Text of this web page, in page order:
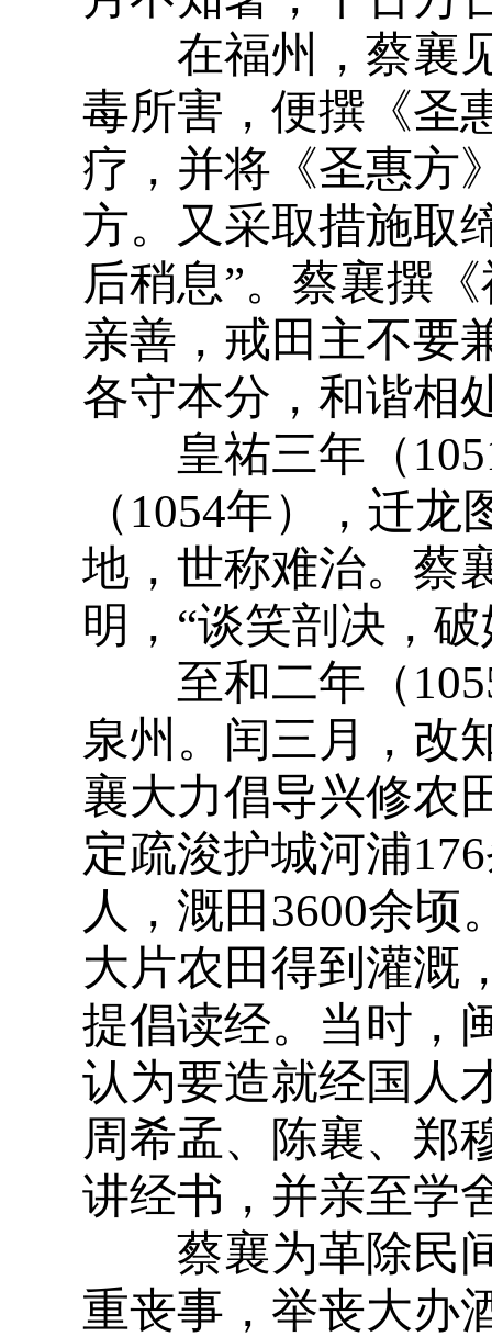
在福州，蔡襄见
毒所害，便撰《圣
疗，并将《圣惠方
方。又采取措施取
后稍息”。蔡襄撰
亲善，戒田主不要
各守本分，和谐相
皇祐三年（1051
（1054年），迁
地，世称难治。蔡
明，“谈笑剖决，
至和二年（1055
泉州。闰三月，改
襄大力倡导兴修农
定疏浚护城河浦
人，溉田3600余顷
大片农田得到灌溉
提倡读经。当时，
认为要造就经国人
周希孟、陈襄、郑
讲经书，并亲至学
蔡襄为革除民间
重丧事，举丧大办